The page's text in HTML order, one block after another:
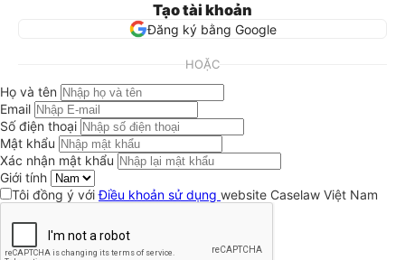
Tạo tài khoản
Đăng ký bằng Google
HOẶC
Họ và tên
Email
Số điện thoại
Mật khẩu
Xác nhận mật khẩu
Giới tính
Tôi đồng ý vớiĐiều khoản sử dụng website Caselaw Việt Nam